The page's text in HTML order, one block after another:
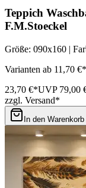
Teppich
F.M.Stoeckel
Größe: 090x160 |
Varianten ab 11,70 €*
23,70 €*UVP 79,00
zzgl. Versand*
In den Warenkorb